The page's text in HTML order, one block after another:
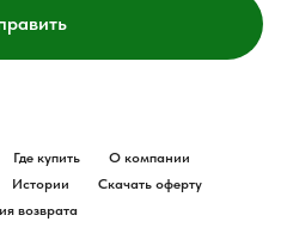
Где купить
О компании
Истории
Скачать оферту
возврата